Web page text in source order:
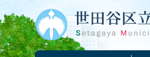
本文へ